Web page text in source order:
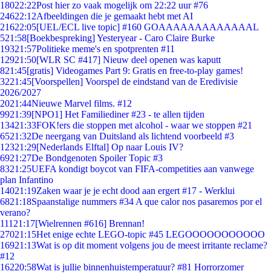
18022:22Post hier zo vaak mogelijk om 22:22 uur #76
24622:12Afbeeldingen die je gemaakt hebt met AI
21622:05[UEL/ECL live topic] #160 GOAAAAAAAAAAAAAL
521:58[Boekbespreking] Yesteryear - Caro Claire Burke
19321:57Politieke meme's en spotprenten #11
12921:50[WLR SC #417] Nieuw deel openen was kaputt
821:45[gratis] Videogames Part 9: Gratis en free-to-play games!
3221:45[Voorspellen] Voorspel de eindstand van de Eredivisie
2026/2027
2021:44Nieuwe Marvel films. #12
9921:39[NPO1] Het Familiediner #23 - te allen tijden
13421:33FOK!ers die stoppen met alcohol - waar we stoppen #21
6521:32De neergang van Duitsland als lichtend voorbeeld #3
12321:29[Nederlands Elftal] Op naar Louis IV?
6921:27De Bondgenoten Spoiler Topic #3
8321:25UEFA kondigt boycot van FIFA-competities aan vanwege
plan Infantino
14021:19Zaken waar je je echt dood aan ergert #17 - Werklui
6821:18Spaanstalige nummers #34 A que calor nos pasaremos por el
verano?
111 21:17[Wielrennen #616] Brennan!
27021:15Het enige echte LEGO-topic #45 LEGOOOOOOOOOOO
16921:13Wat is op dit moment volgens jou de meest irritante reclame?
#12
16220:58Wat is jullie binnenhuistemperatuur? #81 Horrorzomer